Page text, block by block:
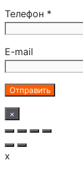
Телефон *
E-mail
×
x